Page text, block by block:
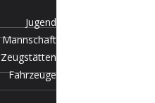
Jugend
Mannschaft
Zeugstätten
Fahrzeuge